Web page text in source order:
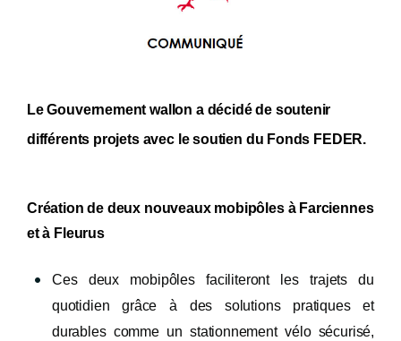
Le Gouvernement wallon a décidé de soutenir
différents projets avec le soutien du Fonds FEDER.
Création de deux nouveaux mobipôles à Farciennes
et à Fleurus
Ces deux mobipôles faciliteront les trajets du
quotidien grâce à des solutions pratiques et
durables comme un stationnement vélo sécurisé,